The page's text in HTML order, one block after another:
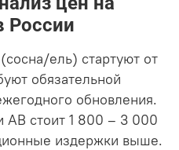
России
ель) стартуют от
обязательной
обновления.
АВ стоит 1 800 – 3 000
издержки выше.